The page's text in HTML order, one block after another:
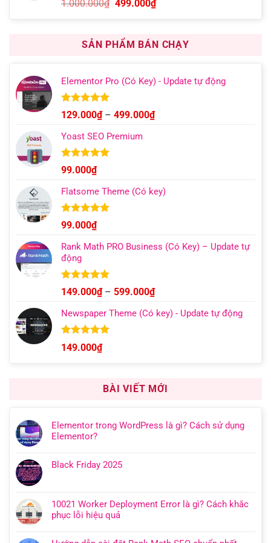
dựa trên
1.000.000₫ Giá
1.000.000₫.
499.000₫Giá
là:
499.000₫.
SẢN PHẨM BÁN CHẠY
Elementor Pro (Có Key) - Update tự động
Được xếp
hạng 4.93
5 sao
129.000₫ – 499.000₫Khoảng
Yoast SEO Premium
Được xếp
hạng 4.96
5 sao
99.000₫
Flatsome Theme (Có key)
Được xếp
hạng 4.95
5 sao
99.000₫
Rank Math PRO Business (Có Key) – Update tự
động
Được xếp
hạng 5.00
5 sao
149.000₫ – 599.000₫Khoảng
từ
Newspaper Theme (Có key) - Update tự động
Được xếp
hạng4.92
149.000₫
BÀI VIẾT MỚI
Elementor trong WordPress là gì? Cách sử dụng
Elementor?
Black Friday 2025
10021 Worker Deployment Error là gì? Cách khắc
phục lỗi hiệu quả